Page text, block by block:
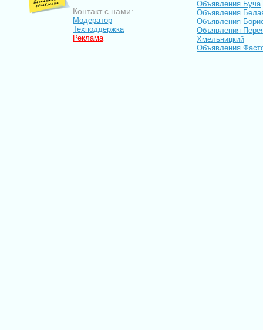
Контакт с нами:
Модератор
Техподдержка
Реклама
Объявления Буча
Объявления
Объявления
Объявления
Хмельницкий
Объявления